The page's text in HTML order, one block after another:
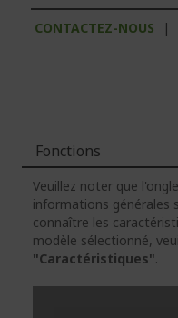
CONTACTEZ-NOUS |
Fonctions
Veuillez noter que
informations générales
connaître les
modèle sélectionné,
"Caractéristiques".